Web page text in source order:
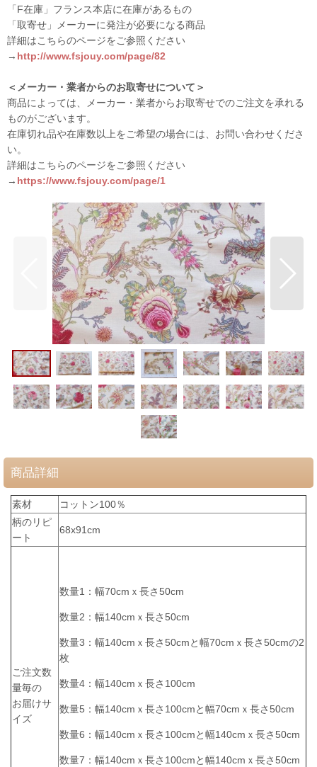
「F在庫」フランス本店に在庫があるもの
「取寄せ」メーカーに発注が必要になる商品
詳細はこちらのページをご参照ください
→ http://www.fsjouy.com/page/82
＜メーカー・業者からのお取寄せについて＞
商品によっては、メーカー・業者からお取寄せでのご注文を承れる
ものがございます。
在庫切れ品や在庫数以上をご希望の場合には、お問い合わせくださ
い。
詳細はこちらのページをご参照ください
→ https://www.fsjouy.com/page/1
商品詳細
素材
コットン100％
柄のリピ
ート
68x91cm
ご注文数
量毎の
お届けサ
イズ
数量1：幅70cmｘ長さ50cm
数量2：幅140cmｘ長さ50cm
数量3：幅140cmｘ長さ50cmと幅70cmｘ長さ50cmの2
枚
数量4：幅140cmｘ長さ100cm
数量5：幅140cmｘ長さ100cmと幅70cmｘ長さ50cm
数量6：幅140cmｘ長さ100cmと幅140cmｘ長さ50cm
数量7：幅140cmｘ長さ100cmと幅140cmｘ長さ50cm